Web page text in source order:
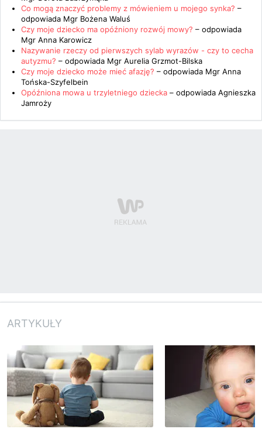
Co mogą znaczyć problemy z mówieniem u mojego synka? –
odpowiada Mgr Bożena Waluś
Czy moje dziecko ma opóźniony rozwój mowy? – odpowiada
Mgr Anna Karowicz
Nazywanie rzeczy od pierwszych sylab wyrazów - czy to cecha
autyzmu? – odpowiada Mgr Aurelia Grzmot-Bilska
Czy moje dziecko może mieć afazję? – odpowiada Mgr Anna
Tońska-Szyfelbein
Opóźniona mowa u trzyletniego dziecka – odpowiada Agnieszka
Jamroży
ARTYKUŁY